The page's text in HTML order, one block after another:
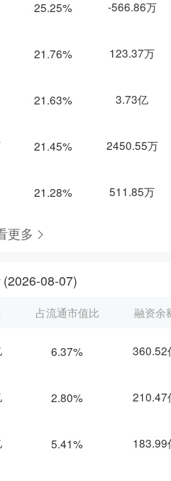
25.25% -566.86万
21.76% 123.37万
21.63% 3.73亿
21.45% 2450.55万
21.28% 511.85万
更多
(2026-08-07)
占流通市值比 融资余
6.37% 360.52
2.80% 210.47
5.41% 183.99